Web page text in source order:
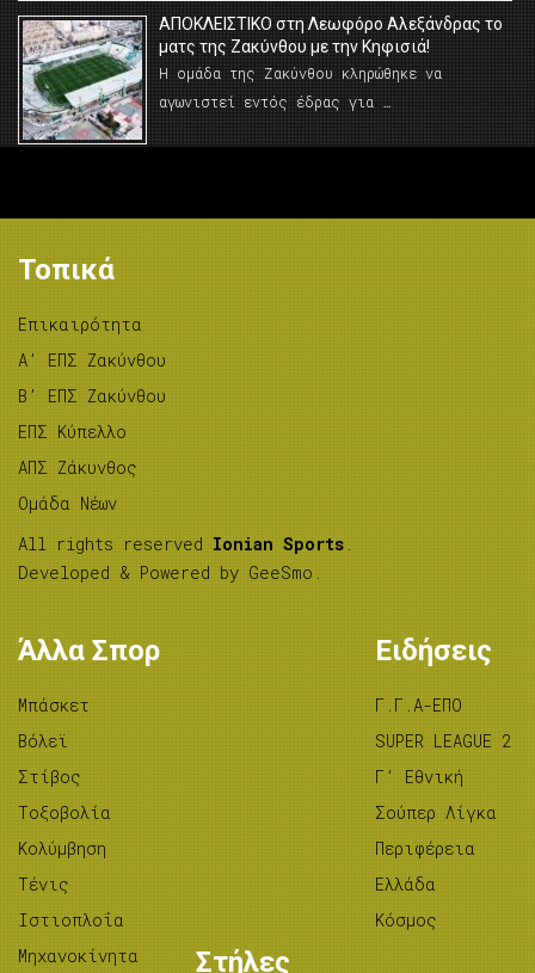
AΠΟΚΛΕΙΣΤΙΚΟ στη Λεωφόρο Αλεξάνδρας το
ματς της Ζακύνθου με την Κηφισιά!
Η ομάδα της Ζακύνθου κληρώθηκε να
αγωνιστεί εντός έδρας για …
Τοπικά
Επικαιρότητα
A’ ΕΠΣ Ζακύνθου
B’ ΕΠΣ Ζακύνθου
ΕΠΣ Κύπελλο
ΑΠΣ Ζάκυνθος
Ομάδα Νέων
All rights reserved Ionian Sports .
Developed & Powered by GeeSmo .
Άλλα Σπορ
Μπάσκετ
Βόλεϊ
Στίβος
Tοξοβολία
Κολύμβηση
Τένις
Ιστιοπλοΐα
Μηχανοκίνητα
Ειδήσεις
Γ.Γ.Α-ΕΠΟ
SUPER LEAGUE 2
Γ’ Εθνική
Σούπερ Λίγκα
Περιφέρεια
Ελλάδα
Κόσμος
Στήλες